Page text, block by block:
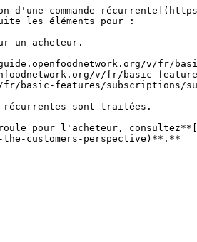
d'une commande
les éléments pour :
un acheteur.
v/fr/
v/fr/basic-
basic-features/subscriptions/
récurrentes sont traitées.
pour l'acheteur,